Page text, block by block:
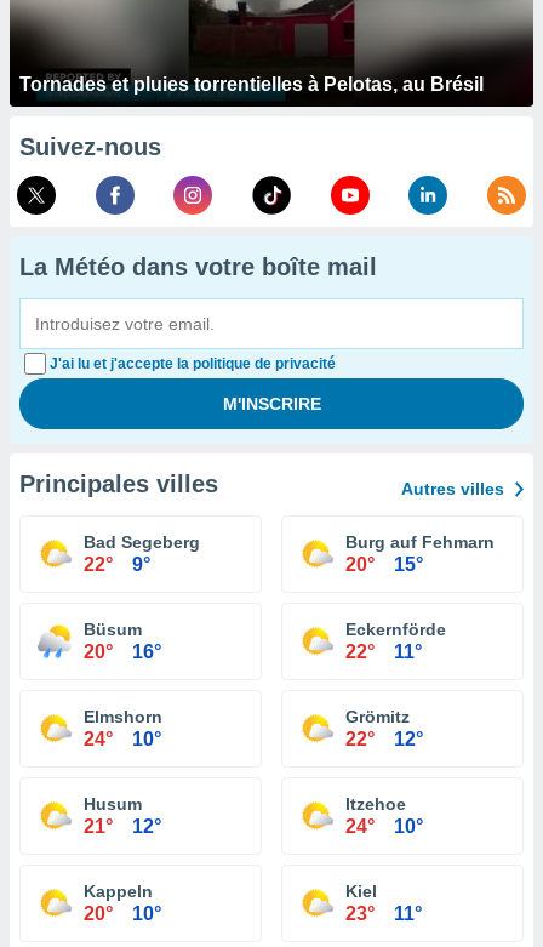
Tornades et pluies torrentielles à Pelotas, au Brésil
Suivez-nous
La Météo dans votre boîte mail
J'ai lu et j'accepte la politique de privacité
Principales villes Autres villes
Bad Segeberg
22° 9°
Burg auf Fehmarn
20° 15°
Büsum
20° 16°
Eckernförde
22° 11°
Elmshorn
24° 10°
Grömitz
22° 12°
Husum
21° 12°
Itzehoe
24° 10°
Kappeln
20° 10°
Kiel
23° 11°